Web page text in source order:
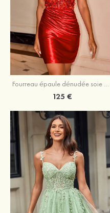
Fourreau épaule dénudée soie comme du satin courte/mini robe de fête de la rentrée
125 €